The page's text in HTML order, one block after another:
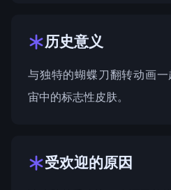
历史意义
与独特的蝴蝶刀翻转动画
宙中的标志性皮肤。
受欢迎的原因